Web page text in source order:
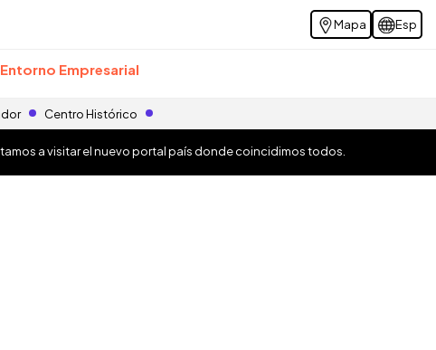
Mapa Esp
Entorno Empresarial
Centro Histórico
a visitar el nuevo portal país donde coincidimos todos.